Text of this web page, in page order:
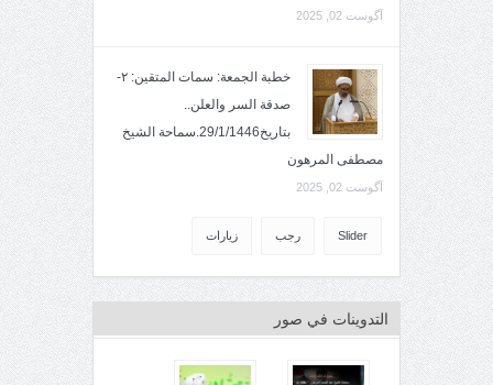
آگوست 02, 2025
خطبة الجمعة: سمات المتقين: ٢-
صدقة السر والعلن..
بتاريخ29/1/1446.سماحة الشيخ
مصطفى المرهون
آگوست 02, 2025
Slider رجب زيارات
التدوينات في صور